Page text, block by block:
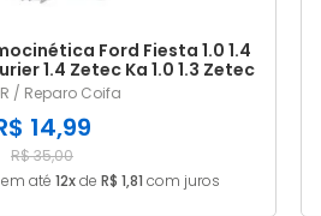
Ford Fiesta 1.0 1.4
1.4 Zetec Ka 1.0 1.3 Zetec
/ Reparo Coifa
14,99
R$ 35,00
até 12xde R$ 1,81 com juros